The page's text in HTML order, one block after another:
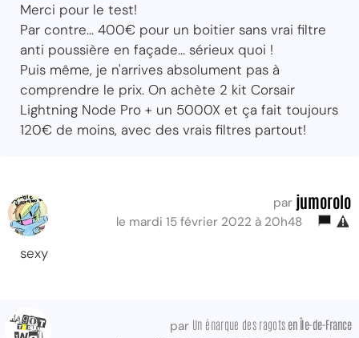
Merci pour le test!
Par contre... 400€ pour un boitier sans vrai filtre
anti poussière en façade... sérieux quoi !
Puis même, je n'arrives absolument pas à
comprendre le prix. On achète 2 kit Corsair
Lightning Node Pro + un 5000X et ça fait toujours
120€ de moins, avec des vrais filtres partout!
par jumorolo
le mardi 15 février 2022 à 20h48
sexy
par Un énarque des ragots en Île-de-France